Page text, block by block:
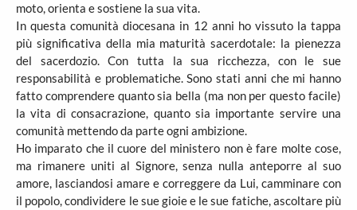
moto, orienta e sostiene la sua vita.
In questa comunità diocesana in 12 anni ho vissuto la tappa
più significativa della mia maturità sacerdotale: la pienezza
del sacerdozio. Con tutta la sua ricchezza, con le sue
responsabilità e problematiche. Sono stati anni che mi hanno
fatto comprendere quanto sia bella (ma non per questo facile)
la vita di consacrazione, quanto sia importante servire una
comunità mettendo da parte ogni ambizione.
Ho imparato che il cuore del ministero non è fare molte cose,
ma rimanere uniti al Signore, senza nulla anteporre al suo
amore, lasciandosi amare e correggere da Lui, camminare con
il popolo, condividere le sue gioie e le sue fatiche, ascoltare più